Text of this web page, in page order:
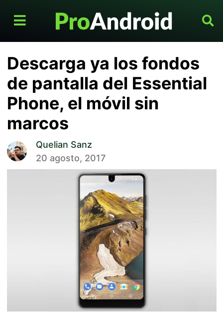
Descarga ya los fondos
de pantalla del Essential
Phone, el móvil sin
marcos
Quelian Sanz
20 agosto, 2017